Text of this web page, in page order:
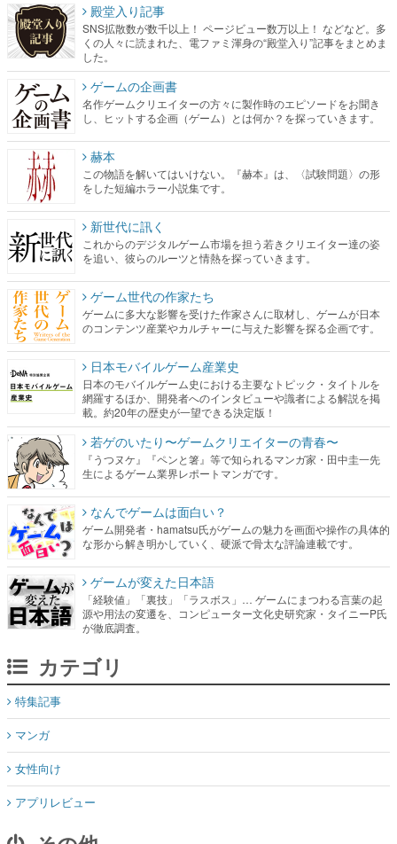
殿堂入り記事
SNS拡散数が数千以上！ ページビュー数万以上！ などなど。多
くの人々に読まれた、電ファミ渾身の“殿堂入り”記事をまとめま
した。
ゲームの企画書
名作ゲームクリエイターの方々に製作時のエピソードをお聞き
し、ヒットする企画（ゲーム）とは何か？を探っていきます。
赫本
この物語を解いてはいけない。『赫本』は、〈試験問題〉の形
をした短編ホラー小説集です。
新世代に訊く
これからのデジタルゲーム市場を担う若きクリエイター達の姿
を追い、彼らのルーツと情熱を探っていきます。
ゲーム世代の作家たち
ゲームに多大な影響を受けた作家さんに取材し、ゲームが日本
のコンテンツ産業やカルチャーに与えた影響を探る企画です。
日本モバイルゲーム産業史
日本のモバイルゲーム史における主要なトピック・タイトルを
網羅するほか、開発者へのインタビューや識者による解説を掲
載。約20年の歴史が一望できる決定版！
若ゲのいたり〜ゲームクリエイターの青春〜
『うつヌケ』『ペンと箸』等で知られるマンガ家・田中圭一先
生によるゲーム業界レポートマンガです。
なんでゲームは面白い？
ゲーム開発者・hamatsu氏がゲームの魅力を画面や操作の具体的
な形から解き明かしていく、硬派で骨太な評論連載です。
ゲームが変えた日本語
「経験値」「裏技」「ラスボス」… ゲームにまつわる言葉の起
源や用法の変遷を、コンピューター文化史研究家・タイニーP氏
が徹底調査。
カテゴリ
特集記事
マンガ
女性向け
アプリレビュー